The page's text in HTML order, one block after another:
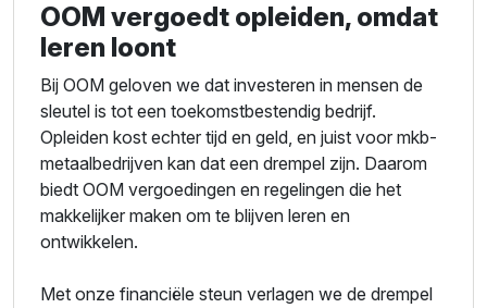
OOM vergoedt opleiden, omdat
leren loont
Bij OOM geloven we dat investeren in mensen de
sleutel is tot een toekomstbestendig bedrijf.
Opleiden kost echter tijd en geld, en juist voor mkb-
metaalbedrijven kan dat een drempel zijn. Daarom
biedt OOM vergoedingen en regelingen die het
makkelijker maken om te blijven leren en
ontwikkelen.
Met onze financiële steun verlagen we de drempel